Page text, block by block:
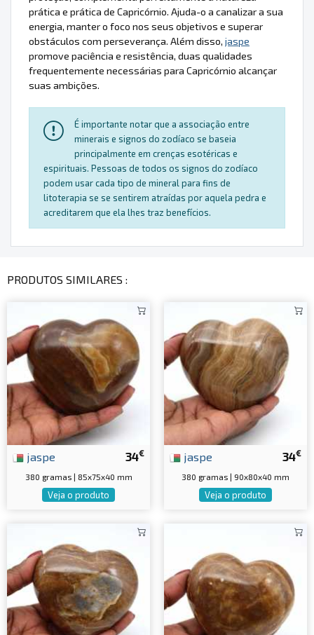
prática e prática de Capricórnio. Ajuda-o a canalizar a sua
energia, manter o foco nos seus objetivos e superar
obstáculos com perseverança. Além disso, jaspe
promove paciência e resistência, duas qualidades
frequentemente necessárias para Capricórnio alcançar
suas ambições.
É importante notar que a associação entre
minerais e signos do zodíaco se baseia
principalmente em crenças esotéricas e
espirituais. Pessoas de todos os signos do zodíaco
podem usar cada tipo de mineral para fins de
litoterapia se se sentirem atraídas por aquela pedra e
acreditarem que ela lhes traz benefícios.
PRODUTOS SIMILARES :
34€
jaspe
380 gramas | 85x75x40 mm
Veja o produto
34€
jaspe
380 gramas | 90x80x40 mm
Veja o produto